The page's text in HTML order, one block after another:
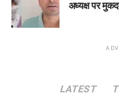
अध्यक्ष पर
LATEST